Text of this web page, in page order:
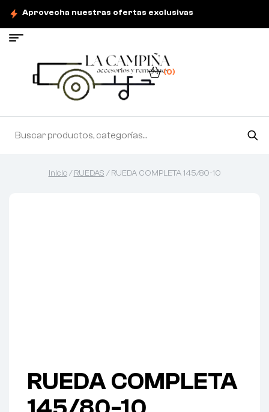
Aprovecha nuestras ofertas exclusivas
(0)
Inicio/RUEDAS / RUEDA COMPLETA 145/80-10
RUEDA COMPLETA